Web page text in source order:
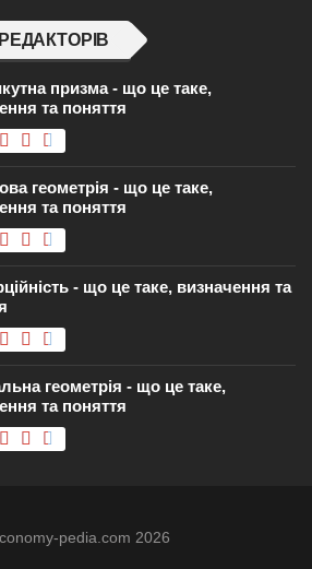
призма - що це таке,
та поняття
геометрія - що це таке,
та поняття
- що це таке, визначення та
геометрія - що це таке,
та поняття
pedia.com 2026